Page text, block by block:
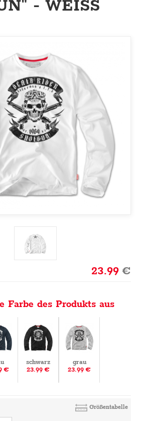
- WEISS
23.99€
Farbe des Produkts aus
€
schwarz
23.99 €
grau
23.99 €
Größentabelle